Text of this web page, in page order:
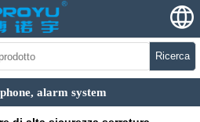
Ricerca
alarm system